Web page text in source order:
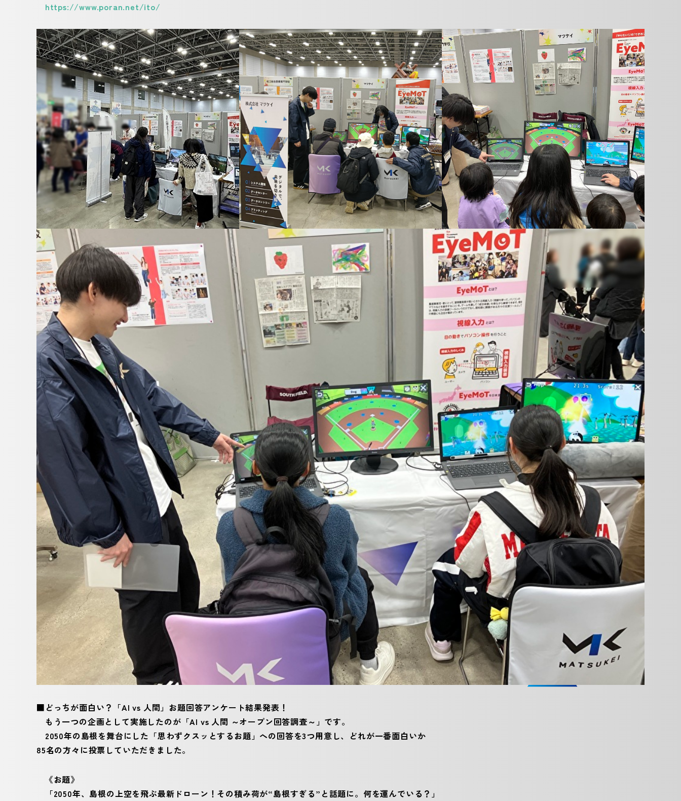
https://www.poran.net/ito/
■どっちが面白い？「AI vs 人間」お題回答アンケート結果発表！
もう一つの企画として実施したのが「AI vs 人間 ～オープン回答調査～」です。
2050年の島根を舞台にした「思わずクスッとするお題」への回答を3つ用意し、どれが一番面白いか
85名の方々に投票していただきました。
《お題》
「2050年、島根の上空を飛ぶ最新ドローン！その積み荷が“島根すぎる”と話題に。何を運んでいる？」